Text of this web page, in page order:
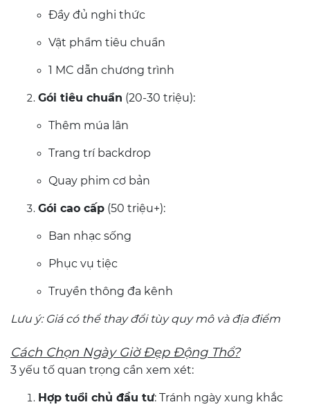
Đầy đủ nghi thức
Vật phẩm tiêu chuẩn
1 MC dẫn chương trình
Gói tiêu chuẩn (20-30 triệu):
Thêm múa lân
Trang trí backdrop
Quay phim cơ bản
Gói cao cấp (50 triệu+):
Ban nhạc sống
Phục vụ tiệc
Truyền thông đa kênh
Lưu ý: Giá có thể thay đổi tùy quy mô và địa điểm
Cách Chọn Ngày Giờ Đẹp Động Thổ?
3 yếu tố quan trọng cần xem xét:
Hợp tuổi chủ đầu tư: Tránh ngày xung khắc